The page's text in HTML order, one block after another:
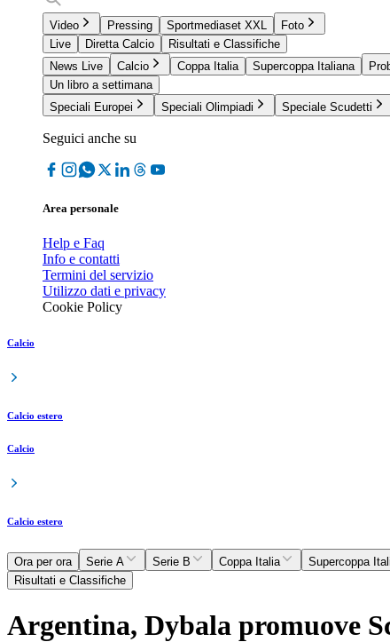
Video Pressing Sportmediaset XXL
Foto
Live
Diretta Calcio
Risultati e Classifiche
News Live
Calcio Coppa Italia Supercoppa Italiana
Un libro a settimana
Speciali Europei
Speciali Olimpiadi Speciale Scudetti
Seguici anche su
Area personale
Help e Faq
Info e contatti
Termini del servizio
Utilizzo dati e privacy
Cookie Policy
Calcio
Calcio estero
Calcio
Calcio estero
Ora per ora Serie A Serie B Coppa Italia Supercoppa
Risultati e Classifiche
Argentina, Dybala promuove